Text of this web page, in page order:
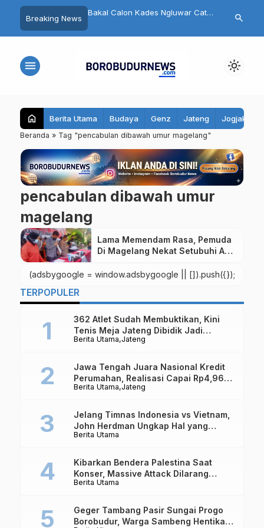
Breaking News
Toleransi di Kota
Bakal Calon Kades Ngluwar Catur
Memuliakan Warga, Bukan
Pengurus
Target 7
search
menu light_mode
home Berita Utama Budaya Genz Jateng Jogjakarta
Beranda » Tag "pencabulan dibawah umur magelang"
pencabulan dibawah umur
magelang
Lama Memendam Rasa, Pemuda
Di Magelang Nekat Setubuhi Adik
(adsbygoogle = window.adsbygoogle || []).push({});
TERPOPULER
Berita Utama Jateng
362 Atlet Sudah Membuktikan, Kini
Tenis Meja Jateng Dibidik Jadi
Kekuatan Nasional
Berita Utama Jateng
Jawa Tengah Juara Nasional Kredit
Perumahan, Realisasi Capai Rp4,96
Triliun
Berita Utama
Jelang Timnas Indonesia vs Vietnam,
John Herdman Ungkap Hal yang
Dipertaruhkan
Berita Utama
Kibarkan Bendera Palestina Saat
Konser, Massive Attack Dilarang
Masuk Singapura Lagi
Geger Tambang Pasir Sungai Progo
Borobudur, Warga Sambeng Hentikan